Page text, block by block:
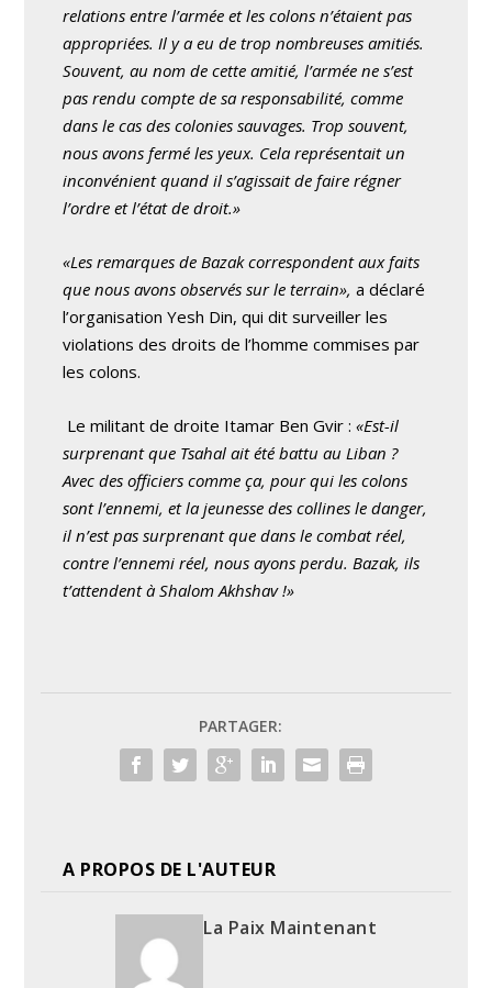
relations entre l’armée et les colons n’étaient pas
appropriées. Il y a eu de trop nombreuses amitiés.
Souvent, au nom de cette amitié, l’armée ne s’est
pas rendu compte de sa responsabilité, comme
dans le cas des colonies sauvages. Trop souvent,
nous avons fermé les yeux. Cela représentait un
inconvénient quand il s’agissait de faire régner
l’ordre et l’état de droit.»
«Les remarques de Bazak correspondent aux faits
que nous avons observés sur le terrain», a déclaré
l’organisation Yesh Din, qui dit surveiller les
violations des droits de l’homme commises par
les colons.
Le militant de droite Itamar Ben Gvir :«Est-il
surprenant que Tsahal ait été battu au Liban ?
Avec des officiers comme ça, pour qui les colons
sont l’ennemi, et la jeunesse des collines le danger,
il n’est pas surprenant que dans le combat réel,
contre l’ennemi réel, nous ayons perdu. Bazak, ils
t’attendent à Shalom Akhshav !»
PARTAGER:
A PROPOS DE L'AUTEUR
La Paix Maintenant